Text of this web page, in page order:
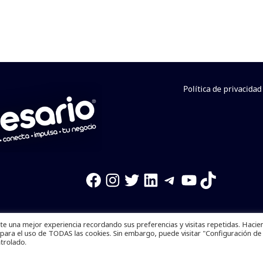
Política de privacidad
Facebook
Instagram
Twitter
LinkedIn
Telegram
YouTube
TikTok
los derechos reservados. Se prohibe el uso de la información total
Desarrollado poryalla ya!
una mejor experiencia recordando sus preferencias y visitas repetidas.
el uso de TODAS las cookies. Sin embargo, puede visitar "Configuración de